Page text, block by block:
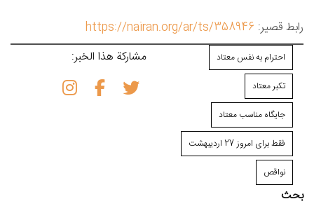
رابط قصير: https://nairan.org/ar/ts/358946
احترام به نفس معتاد
تکبر معتاد
جایگاه مناسب معتاد
فقط برای امروز 27 اردیبهشت
نواقص
مشاركة هذا الخبر:
بحث